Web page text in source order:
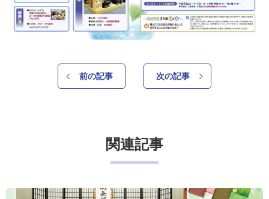
前の記事 次の記事
関連記事